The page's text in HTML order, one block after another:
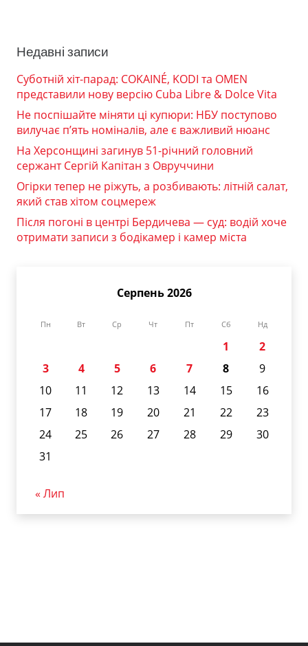
Недавні записи
Суботній хіт-парад: COKAINÉ, KODI та OMEN
представили нову версію Cuba Libre & Dolce Vita
Не поспішайте міняти ці купюри: НБУ поступово
вилучає п’ять номіналів, але є важливий нюанс
На Херсонщині загинув 51-річний головний
сержант Сергій Капітан з Овруччини
Огірки тепер не ріжуть, а розбивають: літній салат,
який став хітом соцмереж
Після погоні в центрі Бердичева — суд: водій хоче
отримати записи з бодікамер і камер міста
Серпень 2026
Пн Вт Ср Чт Пт Сб Нд
1
2
3
4 5 6 7 8
9
10
11 12 13 14 15
16
17
18 19 20 21 22
23
24
25 26 27 28 29
30
31
« Лип